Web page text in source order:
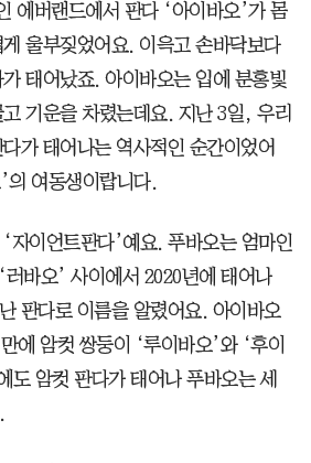
에버랜드에서 판다 ‘아이바오’가 몸
울부짖었어요. 이윽고 손바닥보다
태어났죠. 아이바오는 입에 분홍빛
기운을 차렸는데요. 지난 3일, 우리
가 태어나는 역사적인 순간이었어
의 여동생이랍니다.
자이언트판다’예요. 푸바오는 엄마인
러바오’ 사이에서 2020년에 태어나
판다로 이름을 알렸어요. 아이바오
에 암컷 쌍둥이 ‘루이바오’와 ‘후이
도 암컷 판다가 태어나 푸바오는 세